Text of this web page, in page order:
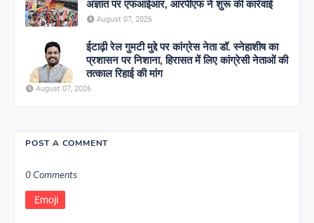
अज्ञात पर एफआईआर, आरपीएफ ने शुरू की कार्रवाई
August 07, 2026
ईटाढ़ी रेल गुमटी मुद्दे पर कांग्रेस नेता डॉ. स्नेहाशीष का
प्रशासन पर निशाना, हिरासत में लिए कांग्रेसी नेताओं की
तत्काल रिहाई की मांग
August 07, 2026
POST A COMMENT
0 Comments
Emoji